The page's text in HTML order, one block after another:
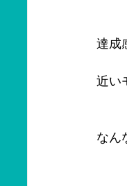
達成
近い
なん